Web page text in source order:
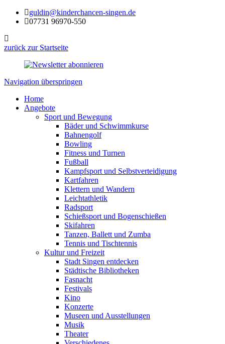
guldin@kinderchancen-singen.de
07731 96970-550
zurück zur Startseite
Navigation überspringen
Home
Angebote
Sport und Bewegung
Bäder und Schwimmkurse
Bahnengolf
Bowling
Fitness und Turnen
Fußball
Kampfsport und Selbstverteidigung
Kartfahren
Klettern und Wandern
Leichtathletik
Radsport
Schießsport und Bogenschießen
Skifahren
Tanzen, Ballett und Zumba
Tennis und Tischtennis
Kultur und Freizeit
Stadt Singen entdecken
Städtische Bibliotheken
Fasnacht
Festivals
Kino
Konzerte
Museen und Ausstellungen
Musik
Theater